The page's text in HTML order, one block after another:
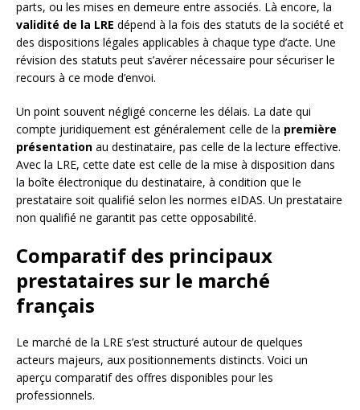
parts, ou les mises en demeure entre associés. Là encore, la
validité de la LRE dépend à la fois des statuts de la société et
des dispositions légales applicables à chaque type d’acte. Une
révision des statuts peut s’avérer nécessaire pour sécuriser le
recours à ce mode d’envoi.
Un point souvent négligé concerne les délais. La date qui
compte juridiquement est généralement celle de la première
présentation au destinataire, pas celle de la lecture effective.
Avec la LRE, cette date est celle de la mise à disposition dans
la boîte électronique du destinataire, à condition que le
prestataire soit qualifié selon les normes eIDAS. Un prestataire
non qualifié ne garantit pas cette opposabilité.
Comparatif des principaux
prestataires sur le marché
français
Le marché de la LRE s’est structuré autour de quelques
acteurs majeurs, aux positionnements distincts. Voici un
aperçu comparatif des offres disponibles pour les
professionnels.